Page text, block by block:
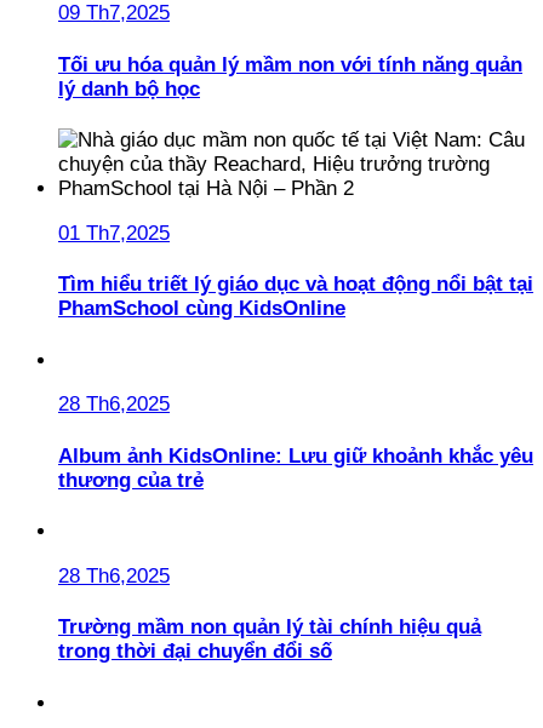
09 Th7,2025
Tối ưu hóa quản lý mầm non với tính năng quản
lý danh bộ học
01 Th7,2025
Tìm hiểu triết lý giáo dục và hoạt động nổi bật tại
PhamSchool cùng KidsOnline
28 Th6,2025
Album ảnh KidsOnline: Lưu giữ khoảnh khắc yêu
thương của trẻ
28 Th6,2025
Trường mầm non quản lý tài chính hiệu quả
trong thời đại chuyển đổi số